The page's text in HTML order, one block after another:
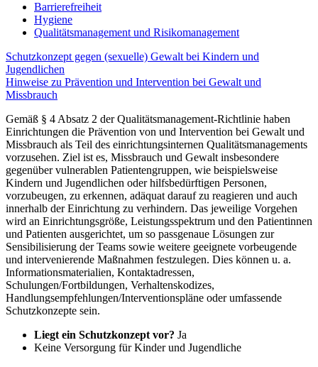
Barrierefreiheit
Hygiene
Qualitätsmanagement und Risikomanagement
Schutzkonzept gegen (sexuelle) Gewalt bei Kindern und
Jugendlichen
Hinweise zu Prävention und Intervention bei Gewalt und
Missbrauch
Gemäß § 4 Absatz 2 der Qualitätsmanagement-Richtlinie haben
Einrichtungen die Prävention von und Intervention bei Gewalt und
Missbrauch als Teil des einrichtungsinternen Qualitätsmanagements
vorzusehen. Ziel ist es, Missbrauch und Gewalt insbesondere
gegenüber vulnerablen Patientengruppen, wie beispielsweise
Kindern und Jugendlichen oder hilfsbedürftigen Personen,
vorzubeugen, zu erkennen, adäquat darauf zu reagieren und auch
innerhalb der Einrichtung zu verhindern. Das jeweilige Vorgehen
wird an Einrichtungsgröße, Leistungsspektrum und den Patientinnen
und Patienten ausgerichtet, um so passgenaue Lösungen zur
Sensibilisierung der Teams sowie weitere geeignete vorbeugende
und intervenierende Maßnahmen festzulegen. Dies können u. a.
Informationsmaterialien, Kontaktadressen,
Schulungen/Fortbildungen, Verhaltenskodizes,
Handlungsempfehlungen/Interventionspläne oder umfassende
Schutzkonzepte sein.
Liegt ein Schutzkonzept vor? Ja
Keine Versorgung für Kinder und Jugendliche